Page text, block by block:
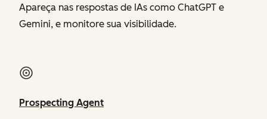
Apareça nas respostas de IAs como ChatGPT e
Gemini, e monitore sua visibilidade.
Prospecting Agent